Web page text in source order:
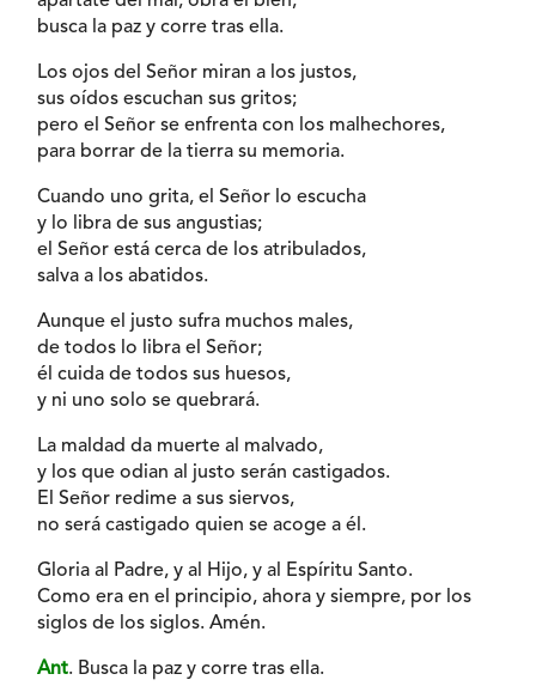
busca la paz y corre tras ella.
Los ojos del Señor miran a los justos,
sus oídos escuchan sus gritos;
pero el Señor se enfrenta con los malhechores,
para borrar de la tierra su memoria.
Cuando uno grita, el Señor lo escucha
y lo libra de sus angustias;
el Señor está cerca de los atribulados,
salva a los abatidos.
Aunque el justo sufra muchos males,
de todos lo libra el Señor;
él cuida de todos sus huesos,
y ni uno solo se quebrará.
La maldad da muerte al malvado,
y los que odian al justo serán castigados.
El Señor redime a sus siervos,
no será castigado quien se acoge a él.
Gloria al Padre, y al Hijo, y al Espíritu Santo.
Como era en el principio, ahora y siempre, por los
siglos de los siglos. Amén.
Ant. Busca la paz y corre tras ella.